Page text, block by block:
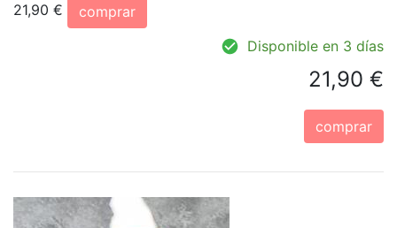
21,90 €
comprar
Disponible en 3 días
21,90 €
comprar